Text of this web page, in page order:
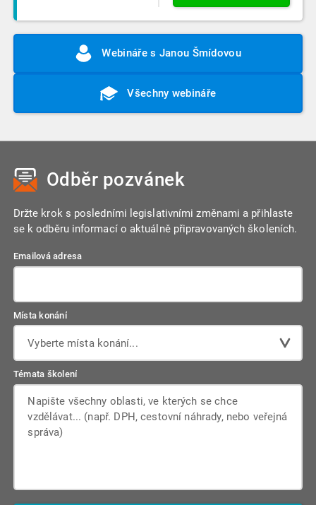
Webináře s Janou Šmídovou
Všechny webináře
Odběr pozvánek
Držte krok s posledními legislativními změnami a přihlaste
se k odběru informací o aktuálně připravovaných školeních.
Emailová adresa
Místa konání
Vyberte místa konání...
Témata školení